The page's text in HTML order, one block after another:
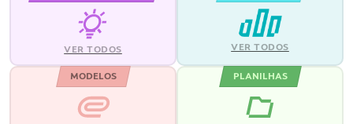
VER TODOS VER TODOS
MODELOS PLANILHAS